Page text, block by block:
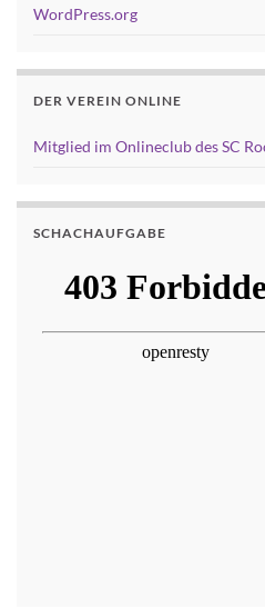
WordPress.org
DER VEREIN ONLINE
Mitglied im Onlineclub des SC
SCHACHAUFGABE